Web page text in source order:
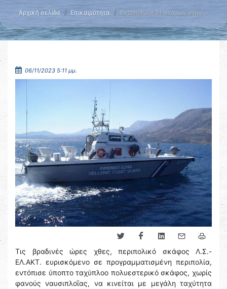
Αρχική σελίδα Επικαιρότητα Εντοπισμός 31 ατόμων στην …
06/11/2023 5:11 μμ.
Τις βραδινές ώρες χθες, περιπολικό σκάφος Λ.Σ.-
ΕΛ.ΑΚΤ. ευρισκόμενο σε προγραμματισμένη περιπολία,
εντόπισε ύποπτο ταχύπλοο πολυεστερικό σκάφος, χωρίς
φανούς ναυσιπλοΐας, να κινείται με μεγάλη ταχύτητα